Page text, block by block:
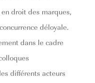
droit des marques,
déloyale.
dans le cadre
différents acteurs